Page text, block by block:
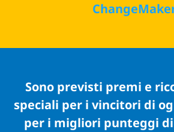
Sono previsti premi e
speciali per i vincitori di
per i migliori punteggi di